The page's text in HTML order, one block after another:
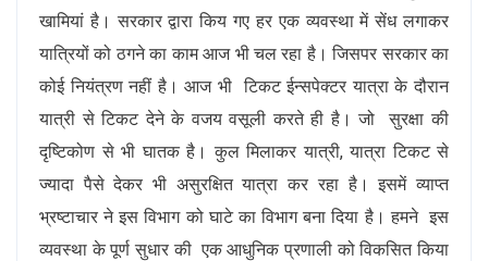
खामियां है। सरकार द्वारा किय गए हर एक व्यवस्था में सेंध लगाकर
यात्रियों को ठगने का काम आज भी चल रहा है। जिसपर सरकार का
कोई नियंत्रण नहीं है। आज भी टिकट ईन्सपेक्टर यात्रा के दौरान
यात्री से टिकट देने के वजय वसूली करते ही है। जो सुरक्षा की
दृष्टिकोण से भी घातक है। कुल मिलाकर यात्री, यात्रा टिकट से
ज्यादा पैसे देकर भी असुरक्षित यात्रा कर रहा है। इसमें व्याप्त
भ्रष्टाचार ने इस विभाग को घाटे का विभाग बना दिया है। हमने इस
व्यवस्था के पूर्ण सुधार की एक आधुनिक प्रणाली को विकसित किया